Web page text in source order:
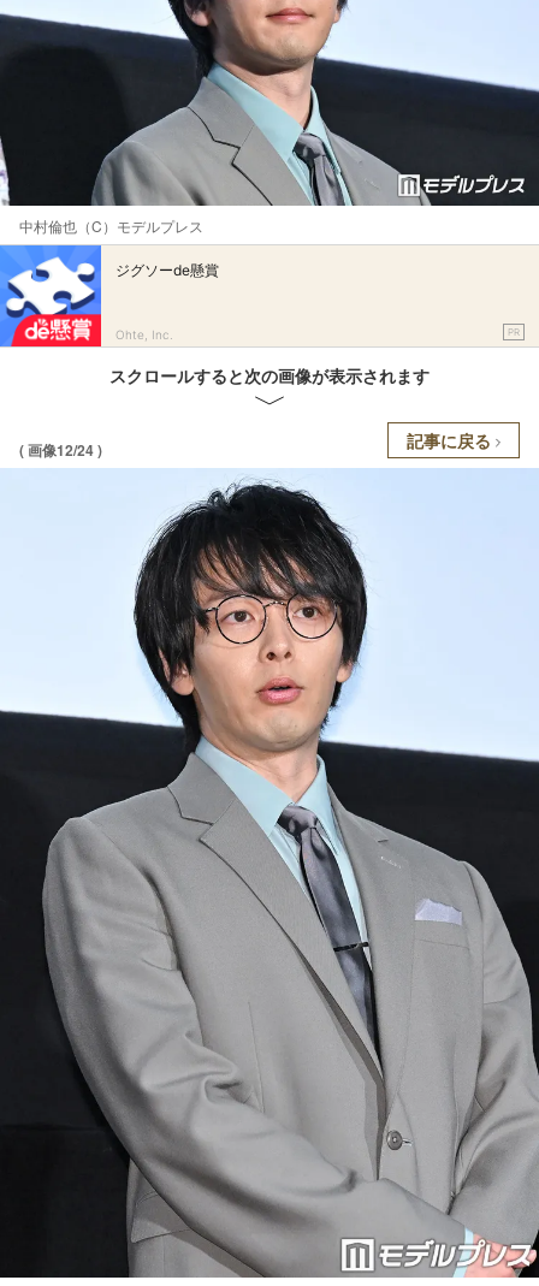
中村倫也（C）モデルプレス
ジグソーde懸賞
Ohte, Inc. PR
スクロールすると次の画像が表示されます
( 画像12/24 ) 記事に戻る